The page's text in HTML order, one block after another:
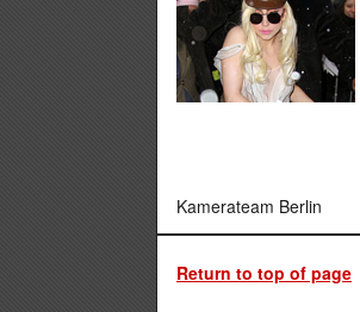
Kamerateam Berlin
Return to top of page